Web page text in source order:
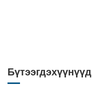
Бүтээгдэхүүнүүд